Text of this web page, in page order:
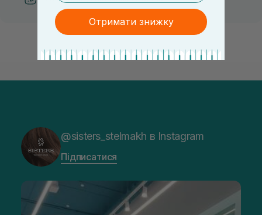
@sisters_stelmakh в Instagram
Підписатися
Отримати знижку